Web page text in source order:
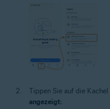
Tippen Sie auf die Kachel
angezeigt:.